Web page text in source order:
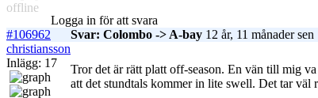
offline
Logga in för att svara
#106962
Svar: Colombo -> A-bay 12 år, 11 månader sen
christiansson
Inlägg: 17
Tror det är rätt platt off-season. En vän till mig
att det stundtals kommer in lite swell. Det tar